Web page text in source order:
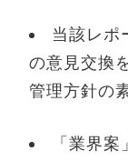
当該レポ
の意見交換
管理方針の
「業界